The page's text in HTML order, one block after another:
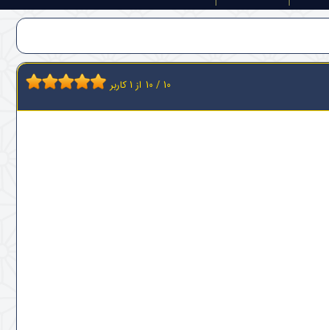
10 / 10 از 1کاربر